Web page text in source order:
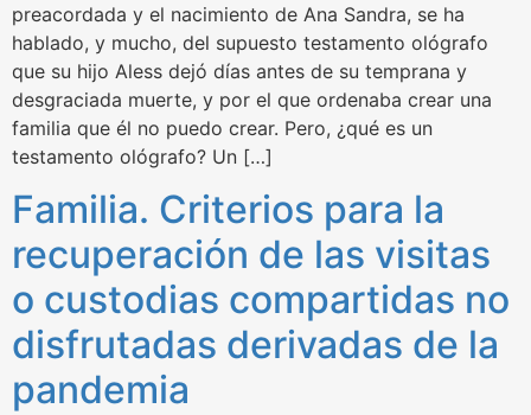
preacordada y el nacimiento de Ana Sandra, se ha
hablado, y mucho, del supuesto testamento ológrafo
que su hijo Aless dejó días antes de su temprana y
desgraciada muerte, y por el que ordenaba crear una
familia que él no puedo crear. Pero, ¿qué es un
testamento ológrafo? Un […]
Familia. Criterios para la
recuperación de las visitas
o custodias compartidas no
disfrutadas derivadas de la
pandemia